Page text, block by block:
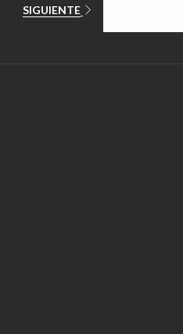
SIGUIENTE